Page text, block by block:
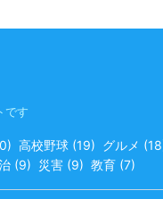
です
) 高校野球 (19) グルメ (18
(9) 災害 (9) 教育 (7)